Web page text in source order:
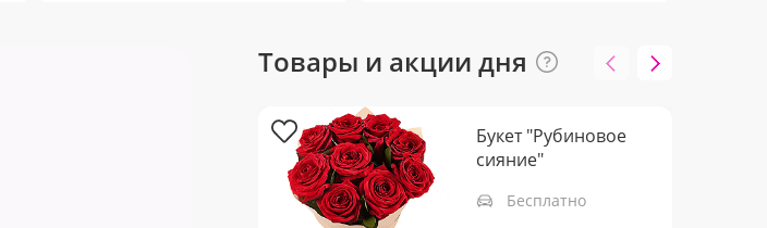
Товары и акции дня
Букет "Рубиновое
сияние"
Бесплатно